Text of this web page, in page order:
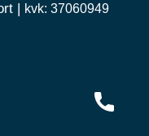
| kvk: 37060949